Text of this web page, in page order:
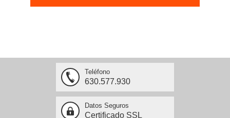
Teléfono
630.577.930
Datos Seguros
Certificado SSL